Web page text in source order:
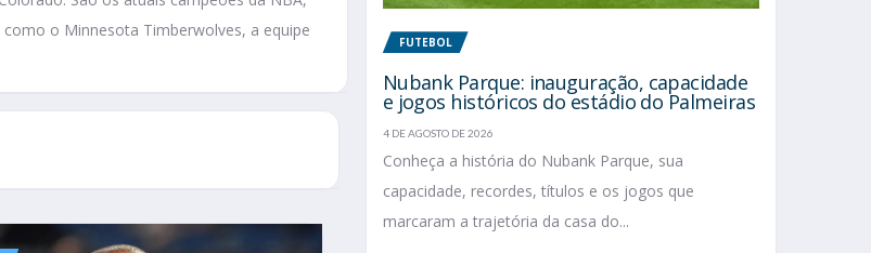
o Minnesota Timberwolves, a equipe
FUTEBOL
Nubank Parque: inauguração, capacidade
e jogos históricos do estádio do Palmeiras
4 DE AGOSTO DE 2026
Conheça a história do Nubank Parque, sua
capacidade, recordes, títulos e os jogos que
marcaram a trajetória da casa do...